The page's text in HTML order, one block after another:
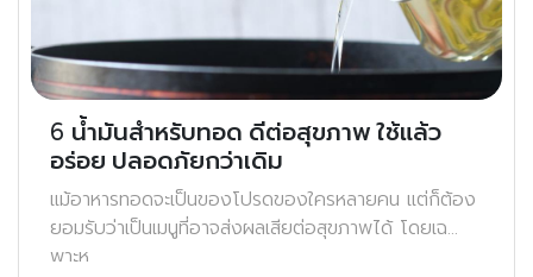
6 น้ำมันสำหรับทอด ดีต่อสุขภาพ ใช้แล้ว
อร่อย ปลอดภัยกว่าเดิม
แม้อาหารทอดจะเป็นของโปรดของใครหลายคน แต่ก็ต้อง
ยอมรับว่าเป็นเมนูที่อาจส่งผลเสียต่อสุขภาพได้ โดยเฉ
พาะห